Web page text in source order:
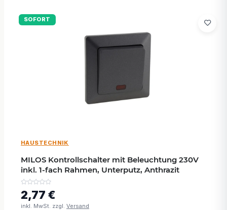
SOFORT
HAUSTECHNIK
MILOS Kontrollschalter mit Beleuchtung 230V
inkl. 1-fach Rahmen, Unterputz, Anthrazit
2,77 €
inkl. MwSt. zzgl. Versand